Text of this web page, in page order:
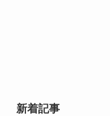
新着記事